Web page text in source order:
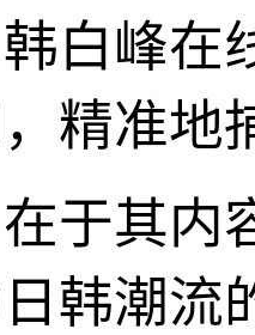
白峰在
精准地
于其内
韩潮流